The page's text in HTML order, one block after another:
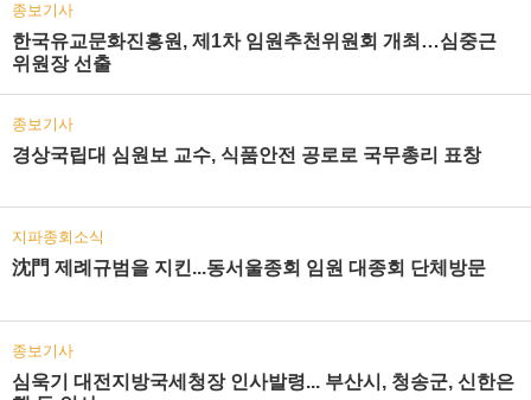
종보기사
한국유교문화진흥원, 제1차 임원추천위원회 개최…심중근
위원장 선출
종보기사
경상국립대 심원보 교수, 식품안전 공로로 국무총리 표창
지파종회소식
沈門 제례규범을 지킨...동서울종회 임원 대종회 단체방문
종보기사
심욱기 대전지방국세청장 인사발령... 부산시, 청송군, 신한은